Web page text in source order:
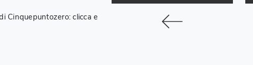
Cinquepuntozero: clicca e